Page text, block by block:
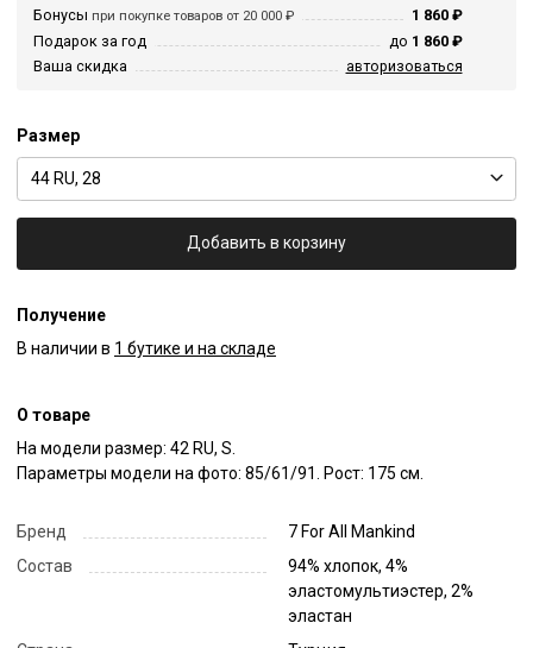
Бонусы при покупке товаров от 20 000 ₽
1 860 ₽
Подарок за год
до 1 860 ₽
Ваша скидка
авторизоваться
Размер
44 RU, 28
Добавить в корзину
Получение
В наличии в 1 бутике и на складе
О товаре
На модели размер: 42 RU, S.
Параметры модели на фото: 85/61/91. Рост: 175 см.
Бренд
7 For All Mankind
Состав
94% хлопок, 4%
эластомультиэстер, 2%
эластан